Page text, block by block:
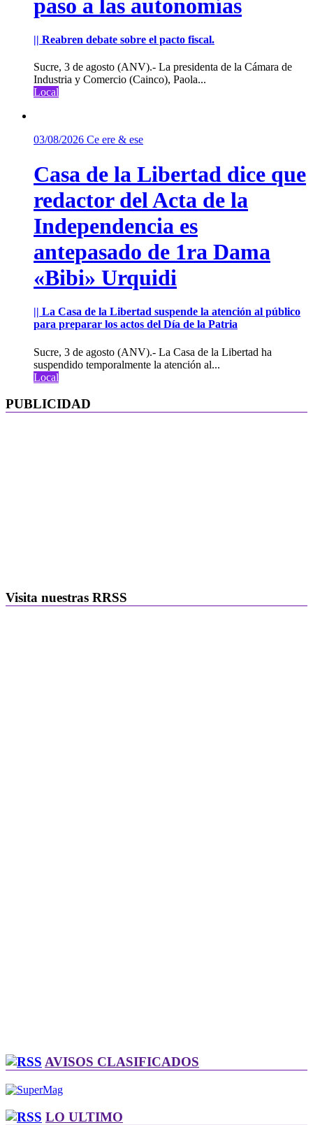
paso a las autonomías
|| Reabren debate sobre el pacto fiscal.
Sucre, 3 de agosto (ANV).- La presidenta de la Cámara de
Industria y Comercio (Cainco), Paola...
Local
03/08/2026 Ce ere & ese
Casa de la Libertad dice que
redactor del Acta de la
Independencia es
antepasado de 1ra Dama
«Bibi» Urquidi
|| La Casa de la Libertad suspende la atención al público
para preparar los actos del Día de la Patria
Sucre, 3 de agosto (ANV).- La Casa de la Libertad ha
suspendido temporalmente la atención al...
Local
PUBLICIDAD
Visita nuestras RRSS
AVISOS CLASIFICADOS
LO ULTIMO